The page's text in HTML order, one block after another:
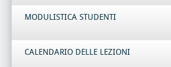
MODULISTICA STUDENTI
CALENDARIO DELLE LEZIONI